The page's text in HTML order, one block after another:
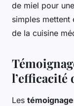
de miel pour
simples mettent
de la cuisine
l’efficacité
Les